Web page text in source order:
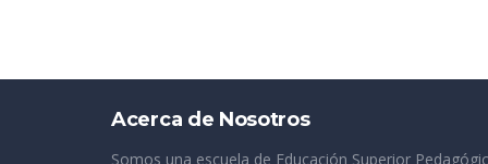
Acerca de Nosotros
Somos una escuela de Educación Superior